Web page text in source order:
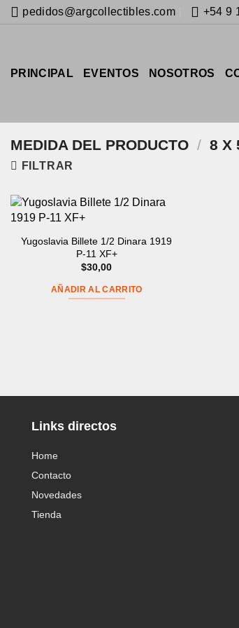
Saltar
al
pedidos@argcollectibles.com +54 9
PRINCIPAL EVENTOS NOSOTROS
MEDIDA DEL PRODUCTO / 8 X
FILTRAR
Yugoslavia Billete 1/2 Dinara 1919
P-11 XF+
$30,00
AÑADIR AL CARRITO
Links directos
Home
Contacto
Novedades
Tienda